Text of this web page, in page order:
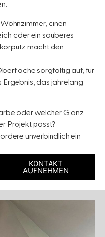
einen
oder ein sauberes
macht den
sorgfältig auf, für
das jahrelang
oder welcher Glanz
Projekt passt?
unverbindlich ein
KONTAKT
AUFNEHMEN